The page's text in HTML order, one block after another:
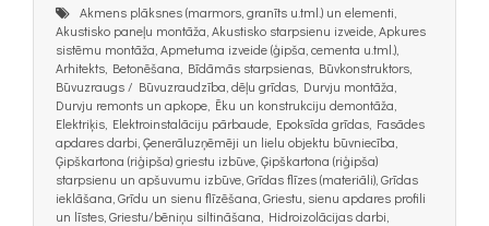
Akmens plāksnes (marmors, granīts u.tml.) un elementi,
Akustisko paneļu montāža, Akustisko starpsienu izveide, Apkures
sistēmu montāža, Apmetuma izveide (ģipša, cementa u.tml.),
Arhitekts, Betonēšana, Bīdāmās starpsienas, Būvkonstruktors,
Būvuzraugs / Būvuzraudzība, dēļu grīdas, Durvju montāža,
Durvju remonts un apkope, Ēku un konstrukciju demontāža,
Elektriķis, Elektroinstalāciju pārbaude, Epoksīda grīdas, Fasādes
apdares darbi, Ģenerāluzņēmēji un lielu objektu būvniecība,
Ģipškartona (riģipša) griestu izbūve, Ģipškartona (riģipša)
starpsienu un apšuvumu izbūve, Grīdas flīzes (materiāli), Grīdas
ieklāšana, Grīdu un sienu flīzēšana, Griestu, sienu apdares profili
un līstes, Griestu/bēniņu siltināšana, Hidroizolācijas darbi,